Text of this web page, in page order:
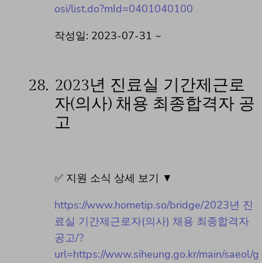
osi/list.do?mId=0401040100
작성일: 2023-07-31 ~
28. 2023년 진료실 기간제근로
자(의사) 채용 최종합격자 공
고
✅ 지원 소식 상세 보기 ▼
https://www.hometip.so/bridge/2023년 진
료실 기간제근로자(의사) 채용 최종합격자
공고/?
url=https://www.siheung.go.kr/main/saeol/g